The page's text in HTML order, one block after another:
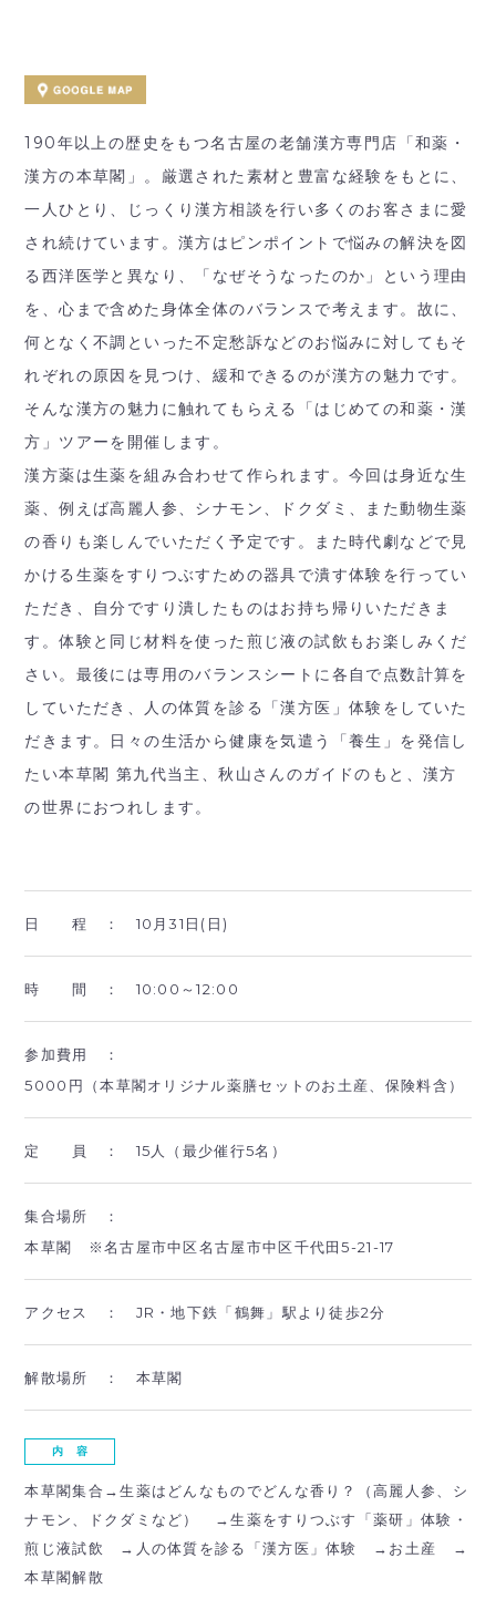
190年以上の歴史をもつ名古屋の老舗漢方専門店「和薬・
漢方の本草閣」。厳選された素材と豊富な経験をもとに、
一人ひとり、じっくり漢方相談を行い多くのお客さまに愛
され続けています。漢方はピンポイントで悩みの解決を図
る西洋医学と異なり、「なぜそうなったのか」という理由
を、心まで含めた身体全体のバランスで考えます。故に、
何となく不調といった不定愁訴などのお悩みに対してもそ
れぞれの原因を見つけ、緩和できるのが漢方の魅力です。
そんな漢方の魅力に触れてもらえる「はじめての和薬・漢
方」ツアーを開催します。
漢方薬は生薬を組み合わせて作られます。今回は身近な生
薬、例えば高麗人参、シナモン、ドクダミ、また動物生薬
の香りも楽しんでいただく予定です。また時代劇などで見
かける生薬をすりつぶすための器具で潰す体験を行ってい
ただき、自分ですり潰したものはお持ち帰りいただきま
す。体験と同じ材料を使った煎じ液の試飲もお楽しみくだ
さい。最後には専用のバランスシートに各自で点数計算を
していただき、人の体質を診る「漢方医」体験をしていた
だきます。日々の生活から健康を気遣う「養生」を発信し
たい本草閣 第九代当主、秋山さんのガイドのもと、漢方
の世界におつれします。
日 程 ： 10月31日(日)
時 間 ： 10:00～12:00
参加費用 ：
5000円（本草閣オリジナル薬膳セットのお土産、保険料含）
定 員 ： 15人（最少催行5名）
集合場所 ：
本草閣 ※名古屋市中区名古屋市中区千代田5-21-17
アクセス ： JR・地下鉄「鶴舞」駅より徒歩2分
解散場所 ： 本草閣
内 容
本草閣集合→生薬はどんなものでどんな香り？（高麗人参、シ
ナモン、ドクダミなど） →生薬をすりつぶす「薬研」体験・
煎じ液試飲 →人の体質を診る「漢方医」体験 →お土産 →
本草閣解散